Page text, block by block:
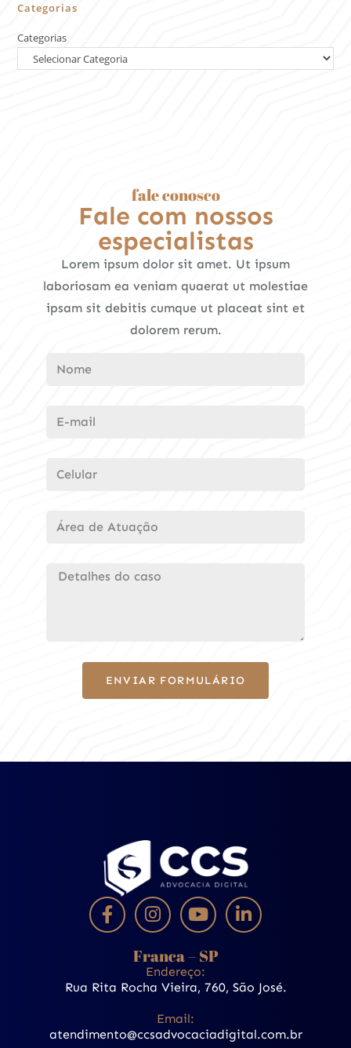
Categorias
Categorias
fale conosco
Fale com nossos
especialistas
Lorem ipsum dolor sit amet. Ut ipsum
laboriosam ea veniam quaerat ut molestiae
ipsam sit debitis cumque ut placeat sint et
dolorem rerum.
ENVIAR FORMULÁRIO
Franca – SP
Endereço:
Rua Rita Rocha Vieira, 760, São José.
Email:
atendimento@ccsadvocaciadigital.com.br